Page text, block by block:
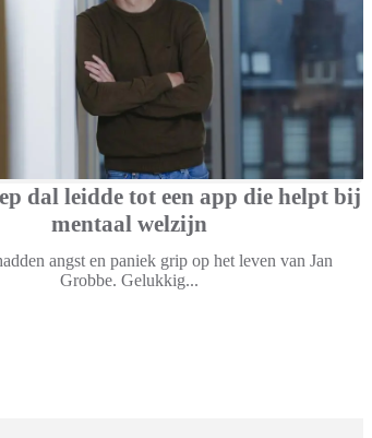
dal leidde tot een app die helpt bij
mentaal welzijn
angst en paniek grip op het leven van Jan
Grobbe. Gelukkig...